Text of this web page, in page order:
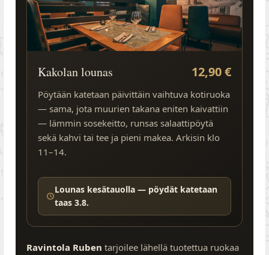
Kakolan lounas 12,90 €
Pöytään katetaan päivittäin vaihtuva kotiruoka
— sama, jota muurien takana eniten kaivattiin
— lämmin sosekeitto, runsas salaattipöytä
sekä kahvi tai tee ja pieni makea. Arkisin klo
11–14.
Lounas kesätauolla — pöydät katetaan
taas 3.8.
Ravintola Ruben tarjoilee lähellä tuotettua ruokaa